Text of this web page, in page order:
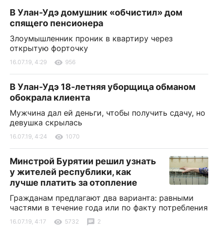
В Улан-Удэ домушник «обчистил» дом
спящего пенсионера
Злоумышленник проник в квартиру через
открытую форточку
16.07.19, 4:29 956
В Улан-Удэ 18-летняя уборщица обманом
обокрала клиента
Мужчина дал ей деньги, чтобы получить сдачу, но
девушка скрылась
16.07.19, 4:24 1070
Минстрой Бурятии решил узнать
у жителей республики, как
лучше платить за отопление
Гражданам предлагают два варианта: равными
частями в течение года или по факту потребления
16.07.19, 4:17 5732 2